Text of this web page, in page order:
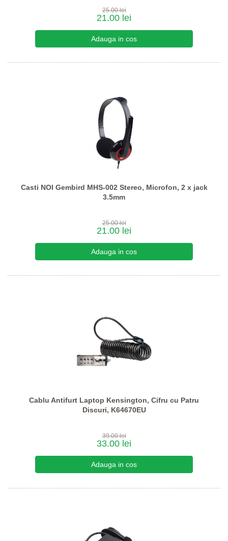
25.00 lei
21.00 lei
Casti NOI Gembird MHS-002 Stereo, Microfon, 2 x jack
3.5mm
25.00 lei
21.00 lei
Cablu Antifurt Laptop Kensington, Cifru cu Patru
Discuri, K64670EU
39.00 lei
33.00 lei